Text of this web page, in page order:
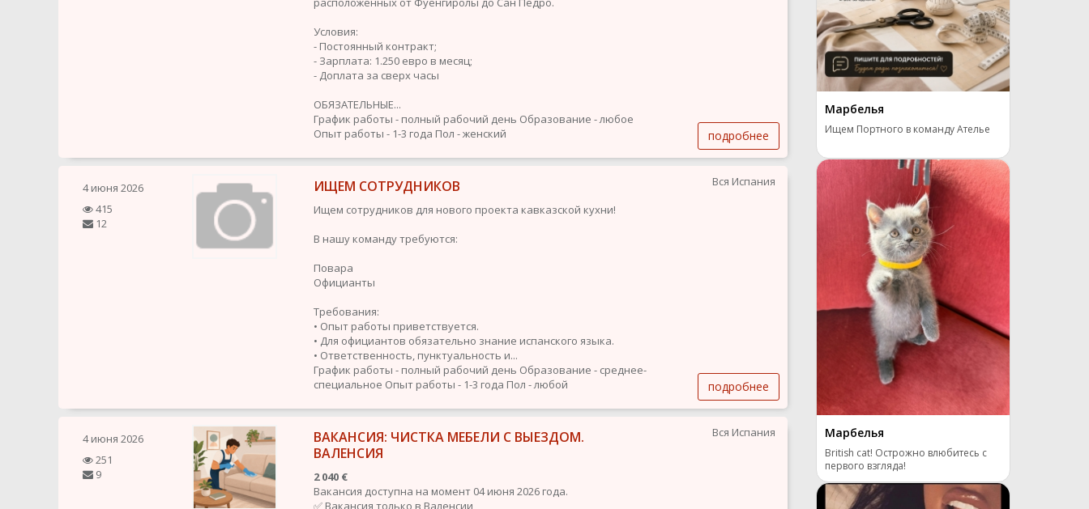
Условия:
- Постоянный контракт;
- Зарплата: 1.250 евро в месяц;
- Доплата за сверх часы
ОБЯЗАТЕЛЬНЫЕ...
График работы - полный рабочий день Образование - любое
Опыт работы - 1-3 года Пол - женский подробнее
4 июня 2026
415
12
ИЩЕМ СОТРУДНИКОВ
Ищем сотрудников для нового проекта кавказской кухни!
В нашу команду требуются:
Повара
Официанты
Требования:
• Опыт работы приветствуется.
• Для официантов обязательно знание испанского языка.
• Ответственность, пунктуальность и...
График работы - полный рабочий день Образование - среднее-
специальное Опыт работы - 1-3 года Пол - любой
Вся Испания
подробнее
4 июня 2026
251
9
ВАКАНСИЯ: ЧИСТКА МЕБЕЛИ С ВЫЕЗДОМ.
ВАЛЕНСИЯ
2 040 €
Вакансия доступна на момент 04 июня 2026 года.
✅ Вакансия только в Валенсии
Вся Испания
Марбелья
Ищем Портного в команду Ателье
Марбелья
British cat! Острожно влюбитесь с
первого взгляда!